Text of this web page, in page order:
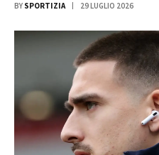
BY SPORTIZIA 29 LUGLIO 2026